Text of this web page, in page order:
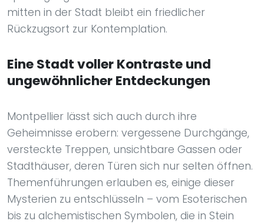
mitten in der Stadt bleibt ein friedlicher
Rückzugsort zur Kontemplation.
Eine Stadt voller Kontraste und
ungewöhnlicher Entdeckungen
Montpellier lässt sich auch durch ihre
Geheimnisse erobern: vergessene Durchgänge,
versteckte Treppen, unsichtbare Gassen oder
Stadthäuser, deren Türen sich nur selten öffnen.
Themenführungen erlauben es, einige dieser
Mysterien zu entschlüsseln – vom Esoterischen
bis zu alchemistischen Symbolen, die in Stein